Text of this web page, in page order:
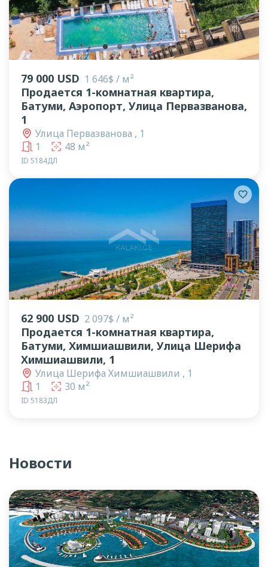
lens lens lens lens lens
79 000 USD 1 646$ / м²
Продается 1-комнатная квартира,
Батуми, Аэропорт, Улица Первазванова,
1
Улица Первазванова , 1
1
48 м²
ID 5184ДЛ
lens lens lens lens
62 900 USD 2 097$ / м²
Продается 1-комнатная квартира,
Батуми, Химшиашвили, Улица Шерифа
Химшиашвили, 1
Улица Шерифа Химшиашвили , 1
1
30 м²
ID 5183ДЛ
Новости